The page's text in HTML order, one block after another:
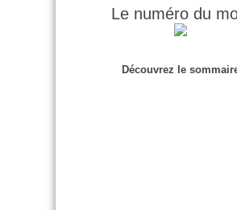
Le numéro du
Découvrez le